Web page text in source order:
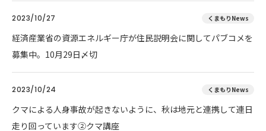
2023/10/27 くまもりNews
経済産業省の資源エネルギー庁が住民説明会に関してパブコメを
募集中。10月29日〆切
2023/10/24 くまもりNews
クマによる人身事故が起きないように、秋は地元と連携して連日
走り回っています②クマ講座